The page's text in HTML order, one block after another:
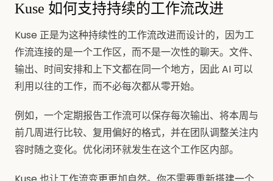
Kuse 如何支持持续的工作流改进
Kuse 正是为这种持续性的工作流改进而设计的，因为工
作流连接的是一个工作区，而不是一次性的聊天。文件、
输出、时间安排和上下文都在同一个地方，因此 AI 可以
利用以往的工作，而不必每次都从零开始。
例如，一个定期报告工作流可以保存每次输出、将本周与
前几周进行比较、复用偏好的格式，并在团队调整关注内
容时随之变化。优化闭环就发生在这个工作区内部。